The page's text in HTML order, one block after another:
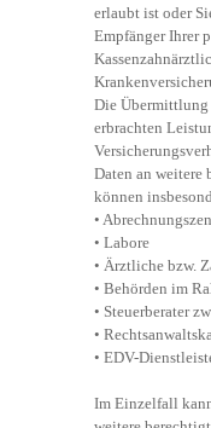
erlaubt ist oder
Empfänger Ihrer
Die Übermittlung
erbrachten
Daten an weitere
können
•
• Labore
• Ärztliche bzw.
• Behörden im
• Steuerberater
•
• EDV-
Im Einzelfall